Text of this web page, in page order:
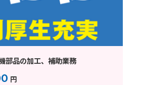
部品の加工、補助業務
円